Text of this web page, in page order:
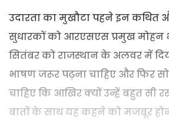
उदारता का मुखौटा पहने इन कथित
सुधारकों को आरएसएस प्रमुख मोहन
सितंबर को राजस्थान के अलवर में
भाषण जरूर पढ़ना चाहिए और फिर
चाहिए कि आखिर क्यों उन्हें बहुत सी
बातों के साथ यह कहने को मजबूर